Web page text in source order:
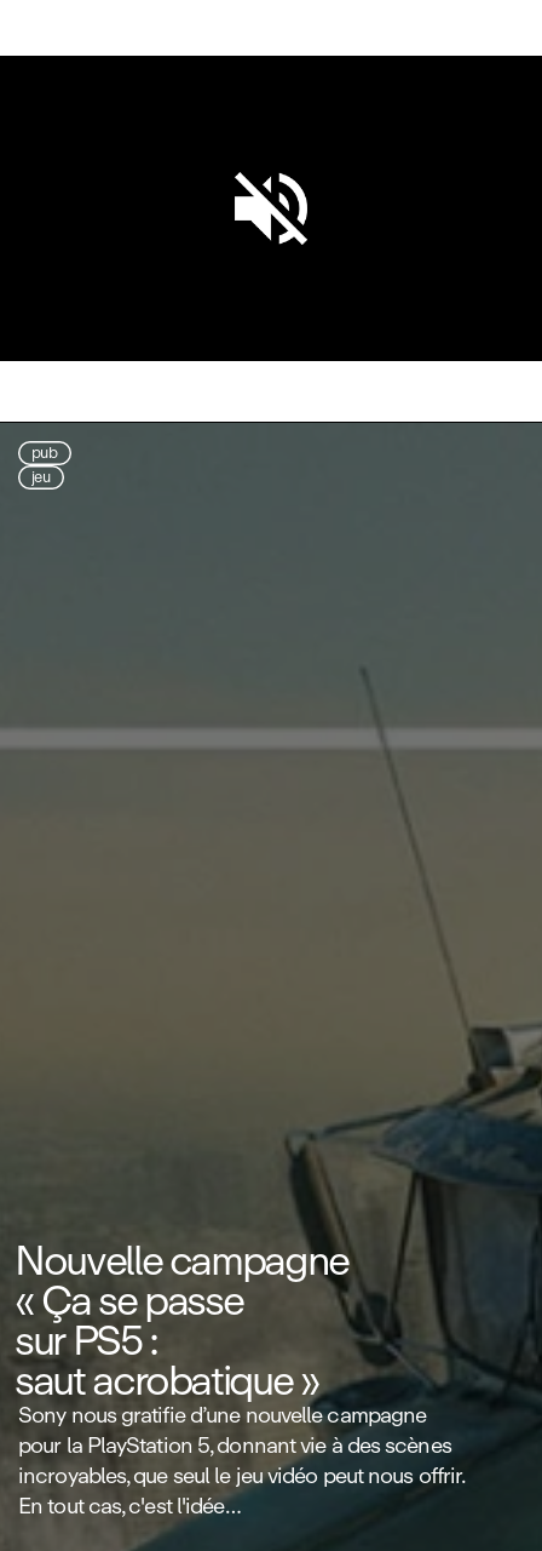
Unmute Settings
pub
jeu
Nouvelle campagne
« Ça se passe
sur PS5 :
saut acrobatique »
Sony nous gratifie d’une nouvelle campagne
pour la PlayStation 5, donnant vie à des scènes
incroyables, que seul le jeu vidéo peut nous offrir.
En tout cas, c'est l'idée…